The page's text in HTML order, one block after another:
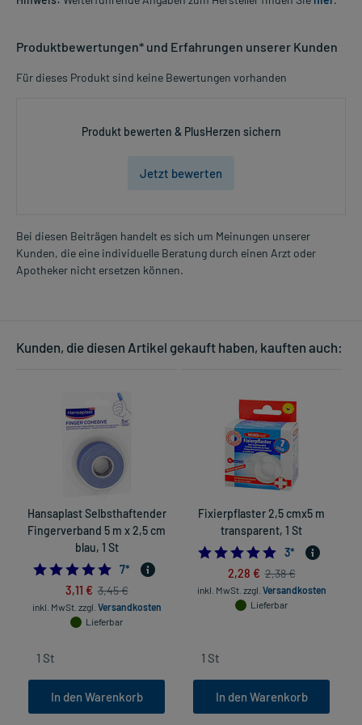
Produktbewertungen* und Erfahrungen unserer Kunden
Für dieses Produkt sind keine Bewertungen vorhanden
Produkt bewerten & PlusHerzen sichern
Jetzt bewerten
Bei diesen Beiträgen handelt es sich um Meinungen unserer
Kunden, die eine individuelle Beratung durch einen Arzt oder
Apotheker nicht ersetzen können.
Kunden, die diesen Artikel gekauft haben, kauften auch:
Hansaplast Selbsthaftender
Fingerverband 5 m x 2,5 cm
blau, 1 St
4.714285714285714
7*
3,11 € 3,45 €
inkl. MwSt. zzgl. Versandkosten
Lieferbar
In den Warenkorb
Fixierpflaster 2,5 cmx5 m
transparent, 1 St
5.0
3*
2,28 € 2,38 €
inkl. MwSt. zzgl. Versandkosten
Lieferbar
In den Warenkorb